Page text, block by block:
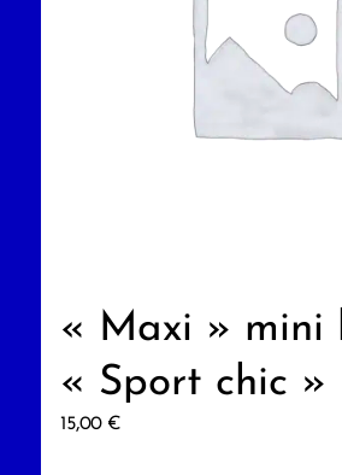
« Maxi » mini
« Sport chic »
15,00 €